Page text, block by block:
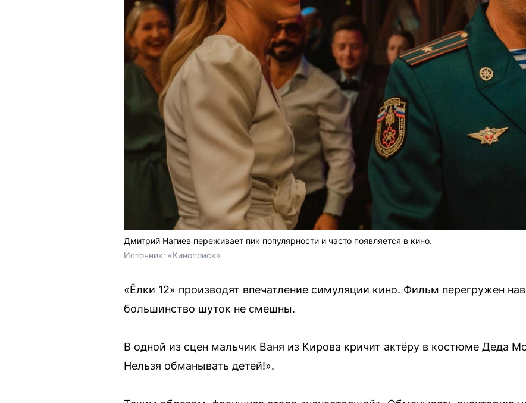
Дмитрий Нагиев переживает пик популярности и часто появляется в кино.
Источник: «Кинопоиск»
«Ёлки 12» производят впечатление симуляции кино. Фильм перегружен
большинство шуток не смешны.
В одной из сцен мальчик Ваня из Кирова кричит актёру в костюме Деда
Нельзя обманывать детей!».